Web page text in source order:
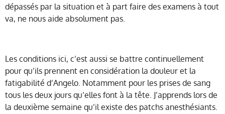
dépassés par la situation et à part faire des examens à tout
va, ne nous aide absolument pas.
Les conditions ici, c’est aussi se battre continuellement
pour qu’ils prennent en considération la douleur et la
fatigabilité d’Angelo. Notamment pour les prises de sang
tous les deux jours qu’elles font à la tête. J’apprends lors de
la deuxième semaine qu’il existe des patchs anesthésiants.